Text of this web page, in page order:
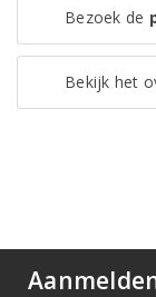
Bezoek de
Bekijk het